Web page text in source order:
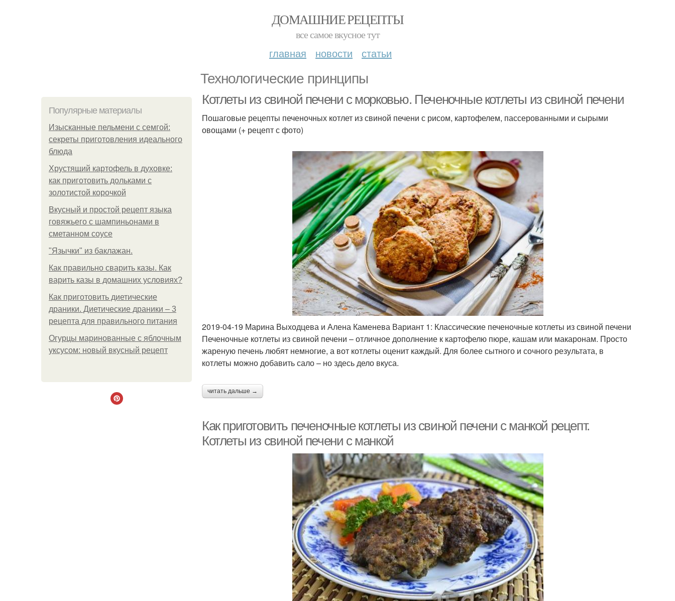
ДОМАШНИЕ РЕЦЕПТЫ
все самое вкусное тут
главная новости статьи
Технологические принципы
Популярные материалы
Изысканные пельмени с семгой:
секреты приготовления идеального
блюда
Хрустящий картофель в духовке:
как приготовить дольками с
золотистой корочкой
Вкусный и простой рецепт языка
говяжьего с шампиньонами в
сметанном соусе
"Язычки" из баклажан.
Как правильно сварить казы. Как
варить казы в домашних условиях?
Как приготовить диетические
драники. Диетические драники – 3
рецепта для правильного питания
Огурцы маринованные с яблочным
уксусом: новый вкусный рецепт
Котлеты из свиной печени с морковью. Печеночные котлеты из свиной печени
Пошаговые рецепты печеночных котлет из свиной печени с рисом, картофелем, пассерованными и сырыми
овощами (+ рецепт с фото)
2019-04-19 Марина Выходцева и Алена Каменева Вариант 1: Классические печеночные котлеты из свиной печени
Печеночные котлеты из свиной печени – отличное дополнение к картофелю пюре, кашам или макаронам. Просто
жареную печень любят немногие, а вот котлеты оценит каждый. Для более сытного и сочного результата, в
котлеты можно добавить сало – но здесь дело вкуса.
читать дальше →
Как приготовить печеночные котлеты из свиной печени с манкой рецепт.
Котлеты из свиной печени с манкой